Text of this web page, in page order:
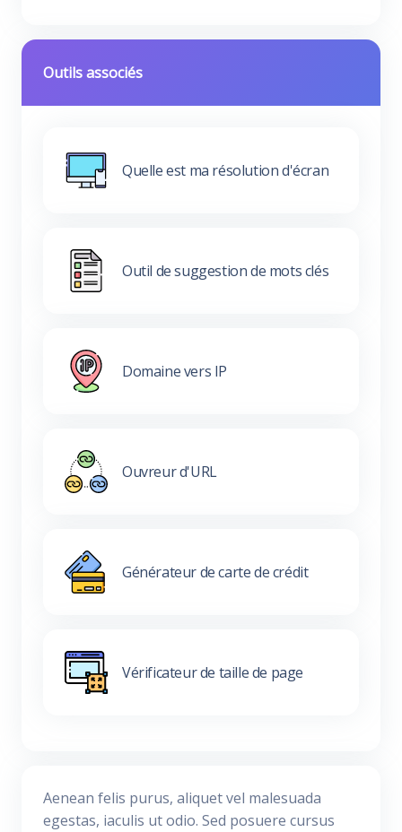
Outils associés
Quelle est ma résolution d'écran
Outil de suggestion de mots clés
Domaine vers IP
Ouvreur d'URL
Générateur de carte de crédit
Vérificateur de taille de page
Aenean felis purus, aliquet vel malesuada
egestas, iaculis ut odio. Sed posuere cursus